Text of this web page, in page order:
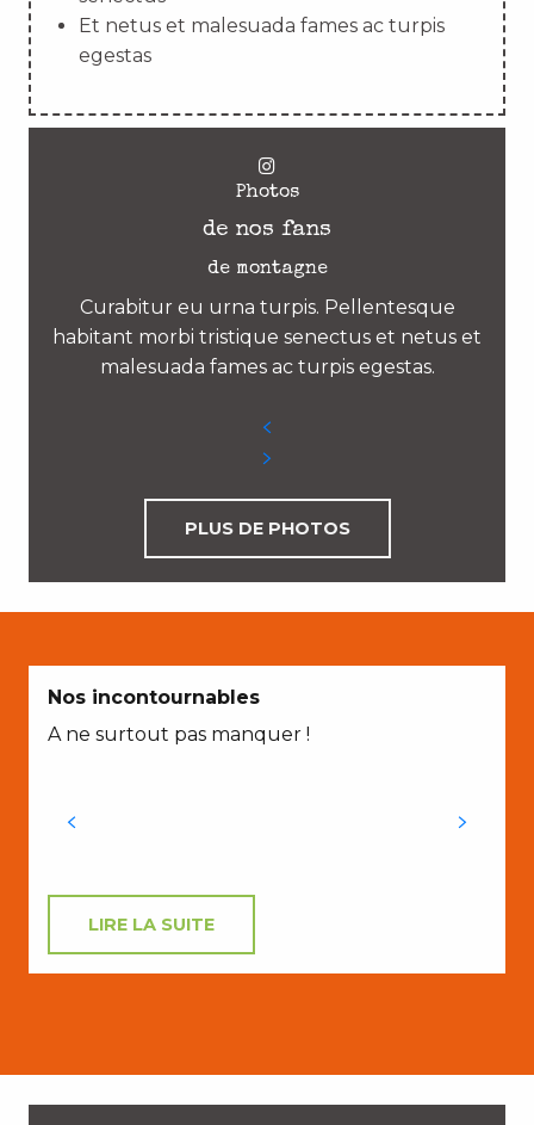
Et netus et malesuada fames ac turpis
egestas
Photos
de nos fans
de montagne
Curabitur eu urna turpis. Pellentesque
habitant morbi tristique senectus et netus et
malesuada fames ac turpis egestas.
PLUS DE PHOTOS
Nos incontournables
A ne surtout pas manquer !
LIRE LA SUITE